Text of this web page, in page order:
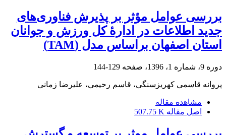
بررسی عوامل مؤثر بر پذیرش فناوری‌های
جدید اطلاعات در ادارۀ کل ورزش و جوانان
استان اصفهان براساس مدل (TAM)
دوره 9، شماره 1، 1396، صفحه 129-144
پروانه قاسمی کهریزسنگی، قاسم رحیمی، علیرضا زمانی
مشاهده مقاله
اصل مقاله 507.75 K